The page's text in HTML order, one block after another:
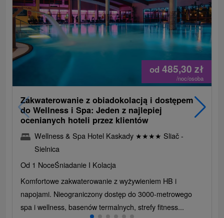
od 485,30 zł
/noc/osoba
Zakwaterowanie z obiadokolacją i dostępem
do Wellness i Spa: Jeden z najlepiej
ocenianych hoteli przez klientów
Wellness & Spa Hotel Kaskady ★★★★ Sliač -
Sielnica
Od 1 NoceŚniadanie I Kolacja
Komfortowe zakwaterowanie z wyżywieniem HB i
napojami. Nieograniczony dostęp do 3000-metrowego
spa i wellness, basenów termalnych, strefy fitness...